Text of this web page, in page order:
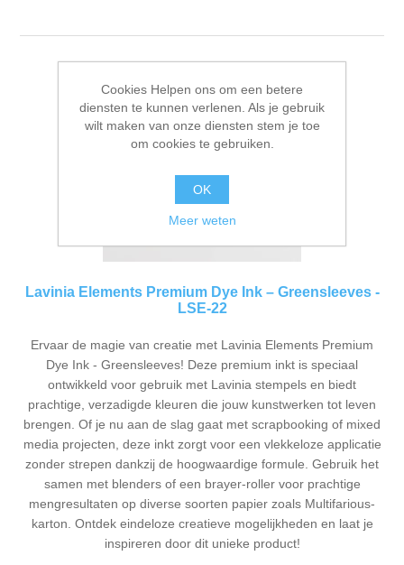
Lavinia Elements Premium Dye Ink – Greensleeves -
LSE-22
Ervaar de magie van creatie met Lavinia Elements Premium
Dye Ink - Greensleeves! Deze premium inkt is speciaal
ontwikkeld voor gebruik met Lavinia stempels en biedt
prachtige, verzadigde kleuren die jouw kunstwerken tot leven
brengen. Of je nu aan de slag gaat met scrapbooking of mixed
media projecten, deze inkt zorgt voor een vlekkeloze applicatie
zonder strepen dankzij de hoogwaardige formule. Gebruik het
samen met blenders of een brayer-roller voor prachtige
mengresultaten op diverse soorten papier zoals Multifarious-
karton. Ontdek eindeloze creatieve mogelijkheden en laat je
inspireren door dit unieke product!
Cookies Helpen ons om een betere
diensten te kunnen verlenen. Als je gebruik
wilt maken van onze diensten stem je toe
om cookies te gebruiken.
OK
Meer weten